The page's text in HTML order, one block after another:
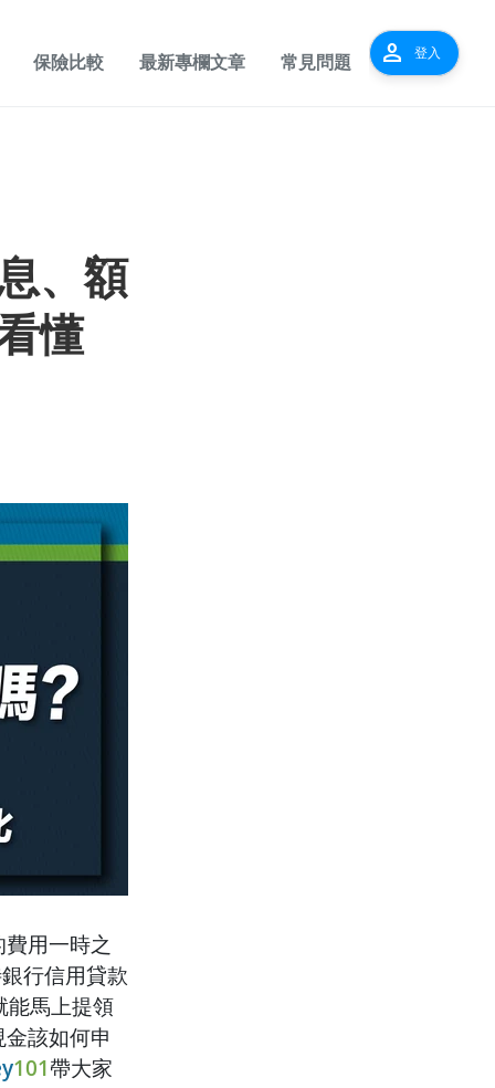
保險比較 最新專欄文章 常見問題 person 登入
、額
懂
用一時之
行信用貸款
能馬上提領
該如何申
101帶大家